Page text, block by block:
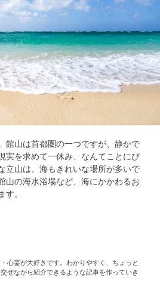
館山は首都圏の一つですが、静かで
実を求めて一休み、なんてことにぴ
立山は、海もきれいな場所が多いで
山の海水浴場など、海にかかわるお
す。
心霊が大好きです。わかりやすく、ちょっと
ぜながら紹介できるような記事を作っていき